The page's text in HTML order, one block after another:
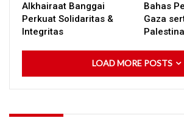
Alkhairaat Banggai
Perkuat Solidaritas &
Integritas
Bahas
Gaza
Palestina
LOAD MORE POSTS